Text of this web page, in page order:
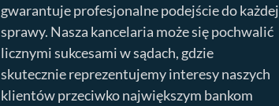
gwarantuje profesjonalne podejście do każdej
sprawy. Nasza kancelaria może się pochwalić
licznymi sukcesami w sądach, gdzie
skutecznie reprezentujemy interesy naszych
klientów przeciwko największym bankom